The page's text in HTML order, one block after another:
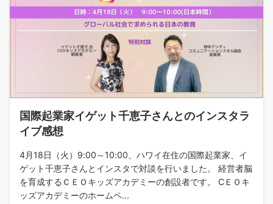
国際起業家イゲット千恵子さんとのインスタラ
イブ感想
4月18日（火）9:00～10:00、ハワイ在住の国際起業家、イ
ゲット千恵子さんとインスタで対談を行いました。 経営者脳
を育成するＣＥＯキッズアカデミーの創設者です。 CＥＯキ
ッズアカデミーのホームペ...